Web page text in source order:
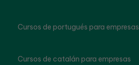
Cursos de portugués para empresas
Cursos de catalán para empresas